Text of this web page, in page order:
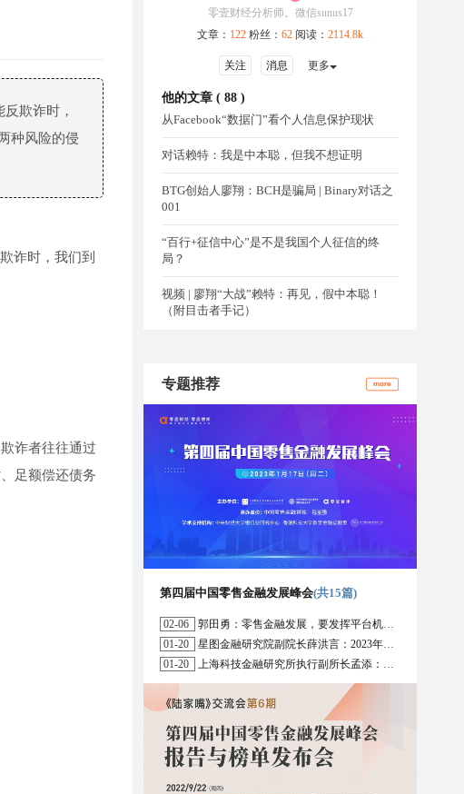
欺诈时，
种风险的侵
诈时，我们到
诈者往往通过
足额偿还债务
零壹财经分析师。微信sunus17
文章： 122 粉丝： 62 阅读： 2114.8k
关注 消息 更多
他的文章 ( 88 )
从Facebook“数据门”看个人信息保护现状
对话赖特：我是中本聪，但我不想证明
BTG创始人廖翔：BCH是骗局 | Binary对话之
001
“百行+征信中心”是不是我国个人征信的终
局？
视频 | 廖翔“大战”赖特：再见，假中本聪！
（附目击者手记）
专题推荐 more
第四届中国零售金融发展峰会(共15篇)
02-06
郭田勇：零售金融发展，要发挥平台机构的作用
01-20
星图金融研究院副院长薛洪言：2023年消费信贷或迎来新起点
01-20
上海科技金融研究所执行副所长孟添：开放银行与嵌入式金融为数字普惠金融带来更大发展空间